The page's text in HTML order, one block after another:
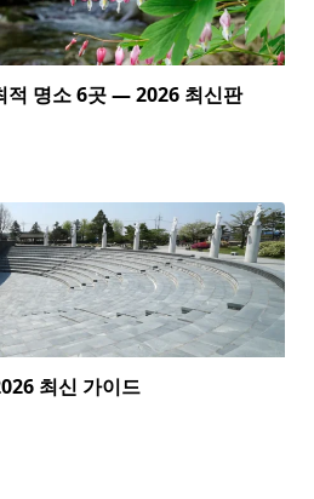
적 명소 6곳 — 2026 최신판
최신 가이드